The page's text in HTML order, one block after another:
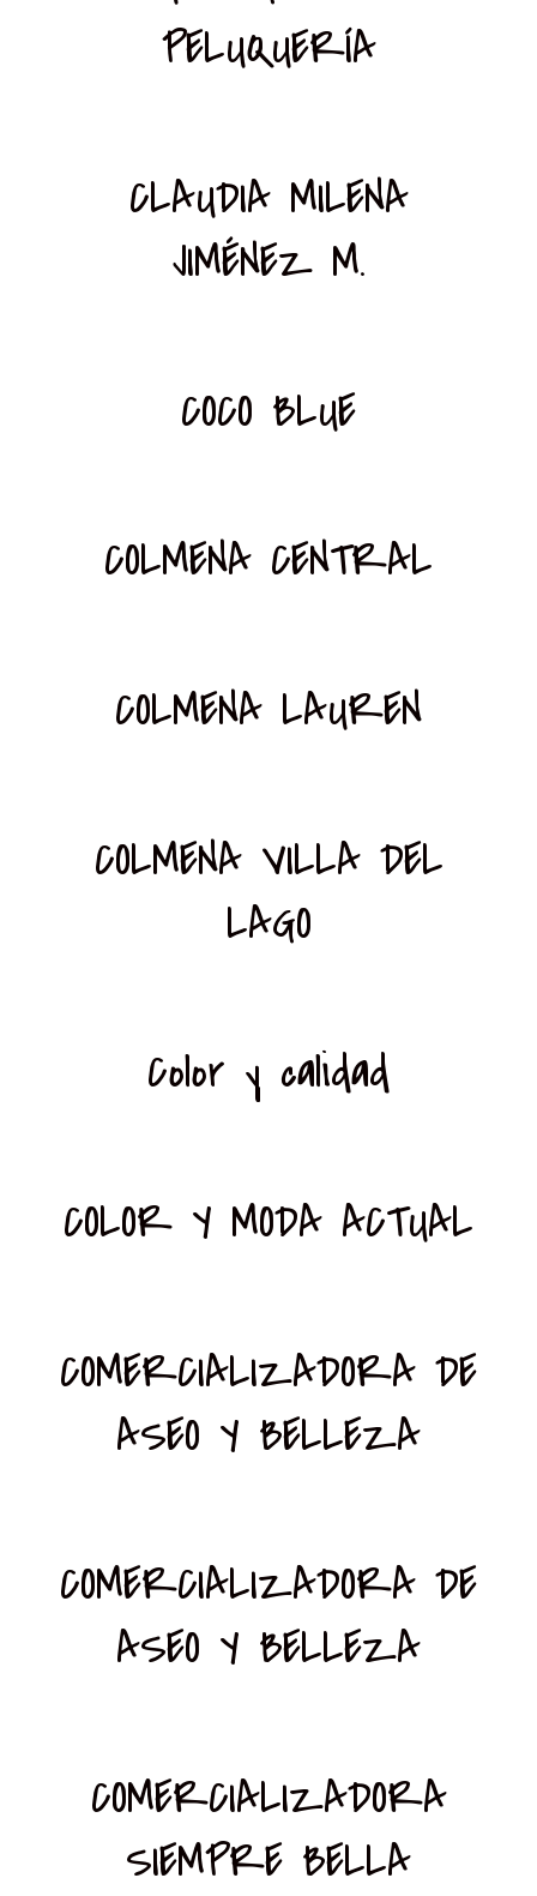
PELUQUERÍA
CLAUDIA MILENA
JIMÉNEZ M.
COCO BLUE
COLMENA CENTRAL
COLMENA LAUREN
COLMENA VILLA DEL
LAGO
Color y calidad
COLOR Y MODA ACTUAL
COMERCIALIZADORA DE
ASEO Y BELLEZA
COMERCIALIZADORA DE
ASEO Y BELLEZA
COMERCIALIZADORA
SIEMPRE BELLA